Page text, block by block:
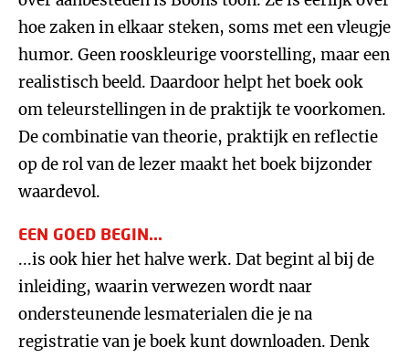
hoe zaken in elkaar steken, soms met een vleugje
humor. Geen rooskleurige voorstelling, maar een
realistisch beeld. Daardoor helpt het boek ook
om teleurstellingen in de praktijk te voorkomen.
De combinatie van theorie, praktijk en reflectie
op de rol van de lezer maakt het boek bijzonder
waardevol.
EEN GOED BEGIN...
...is ook hier het halve werk. Dat begint al bij de
inleiding, waarin verwezen wordt naar
ondersteunende lesmaterialen die je na
registratie van je boek kunt downloaden. Denk